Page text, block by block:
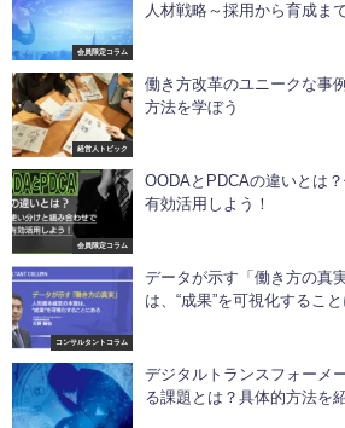
会員限定コラム
人材戦略～採用から育成ま
経営人トピック
働き方改革のユニークな事
方法を学ぼう
会員限定コラム
OODAとPDCAの違いとは
有効活用しよう！
コンサルタントコラム
データが示す「働き方の真
は、“成果”を可視化するこ
デジタルトランスフォーメ
る課題とは？具体的方法を